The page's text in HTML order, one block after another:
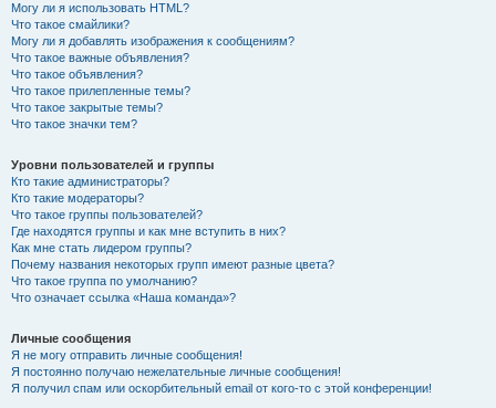
Могу ли я использовать HTML?
Что такое смайлики?
Могу ли я добавлять изображения к сообщениям?
Что такое важные объявления?
Что такое объявления?
Что такое прилепленные темы?
Что такое закрытые темы?
Что такое значки тем?
Уровни пользователей и группы
Кто такие администраторы?
Кто такие модераторы?
Что такое группы пользователей?
Где находятся группы и как мне вступить в них?
Как мне стать лидером группы?
Почему названия некоторых групп имеют разные цвета?
Что такое группа по умолчанию?
Что означает ссылка «Наша команда»?
Личные сообщения
Я не могу отправить личные сообщения!
Я постоянно получаю нежелательные личные сообщения!
Я получил спам или оскорбительный email от кого-то с этой конференции!